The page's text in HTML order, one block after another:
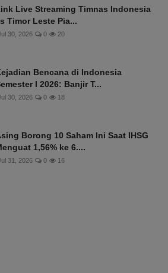
Live Streaming Timnas Indonesia
Timor Leste Pia...
30, 2026 0 20
Bencana di Indonesia
I 2026: Banjir T...
30, 2026 0 18
Borong 10 Saham Ini Saat IHSG
1,56% ke 6....
31, 2026 0 16